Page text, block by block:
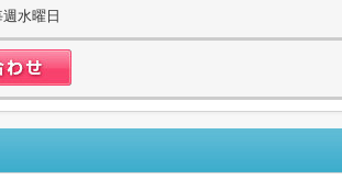
水曜日